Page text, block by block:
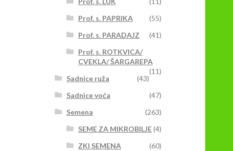
Prof. s. PAPRIKA
(55)
Prof. s. PARADAJZ
(41)
Prof. s. ROTKVICA/
CVEKLA/ ŠARGAREPA
(11)
Sadnice ruža
(43)
Sadnice voća
(47)
Semena
(263)
SEME ZA MIKROBILJE(4)
ZKI SEMENA
(60)